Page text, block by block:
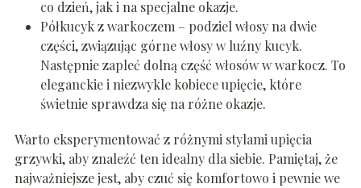
co dzień, jak i na specjalne okazje.
Półkucyk z warkoczem – podziel włosy na dwie
części, związując górne włosy w luźny kucyk.
Następnie zapleć dolną część włosów w warkocz. To
eleganckie i niezwykle kobiece upięcie, które
świetnie sprawdza się na różne okazje.
Warto eksperymentować z różnymi stylami upięcia
grzywki, aby znaleźć ten idealny dla siebie. Pamiętaj, że
najważniejsze jest, aby czuć się komfortowo i pewnie we